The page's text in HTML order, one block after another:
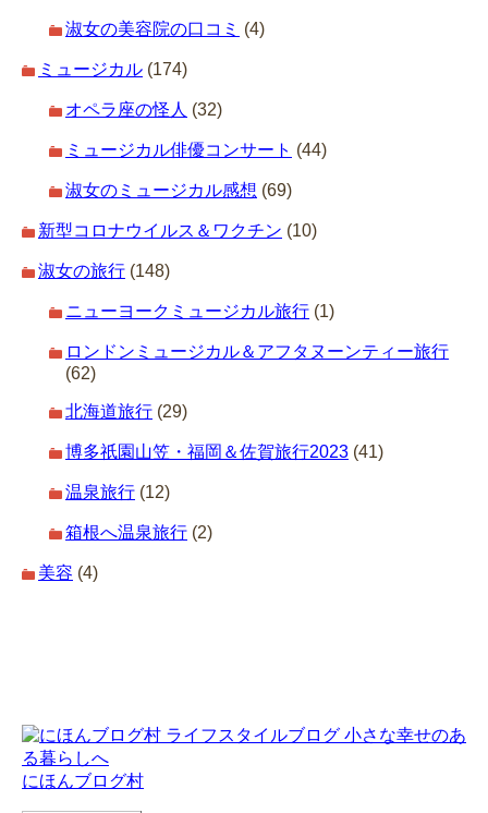
淑女の美容院の口コミ (4)
ミュージカル (174)
オペラ座の怪人 (32)
ミュージカル俳優コンサート (44)
淑女のミュージカル感想 (69)
新型コロナウイルス＆ワクチン (10)
淑女の旅行 (148)
ニューヨークミュージカル旅行 (1)
ロンドンミュージカル＆アフタヌーンティー旅行
(62)
北海道旅行 (29)
博多祇園山笠・福岡＆佐賀旅行2023 (41)
温泉旅行 (12)
箱根へ温泉旅行 (2)
美容 (4)
にほんブログ村